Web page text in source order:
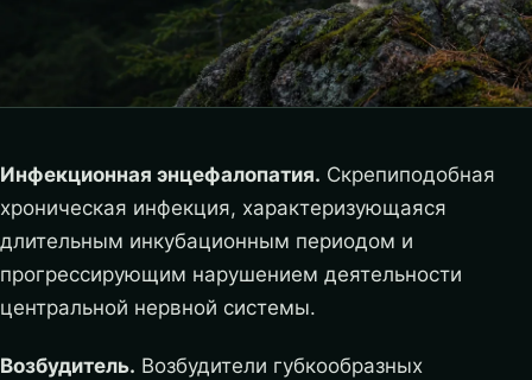
Инфекционная энцефалопатия. Скрепиподобная
хроническая инфекция, характеризующаяся
длительным инкубационным периодом и
прогрессирующим нарушением деятельности
центральной нервной системы.
Возбудитель. Возбудители губкообразных